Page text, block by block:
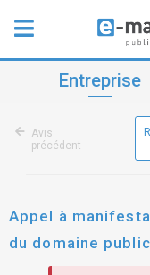
Entreprise
Avis
précédent
Appel à
du domaine
l'exploitation